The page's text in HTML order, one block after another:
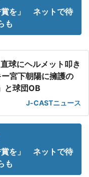
賞を」 ネットで待
も
球にヘルメット叩き
宮下朝陽に擁護の
と球団OB
J-CASTニュース
賞を」 ネットで待
も